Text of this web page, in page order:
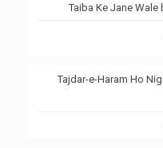
Taiba Ke Jane Wale
Tajdar-e-Haram Ho